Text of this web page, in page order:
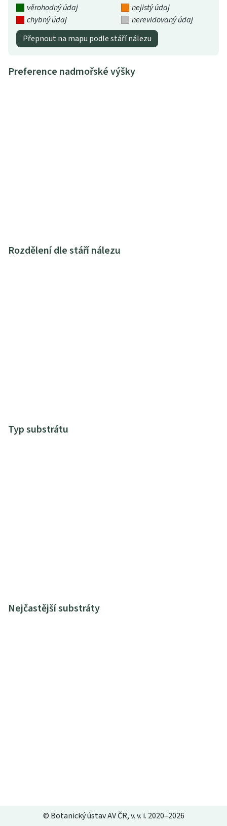
věrohodný údaj
nejistý údaj
chybný údaj
nerevidovaný údaj
Přepnout na mapu podle stáří nálezu
Preference nadmořské výšky
Rozdělení dle stáří nálezu
Typ substrátu
Nejčastější substráty
© Botanický ústav AV ČR, v. v. i. 2020–2026